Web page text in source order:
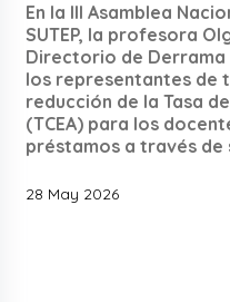
En la III Asamblea
SUTEP, la profesora
Directorio de Derrama
los representantes de
reducción de la Tasa
(TCEA) para los
préstamos a través de
28 May 2026